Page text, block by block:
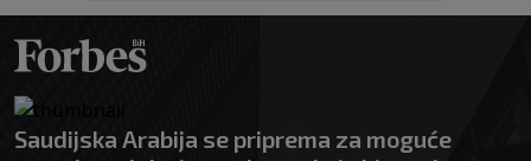
Saudijska Arabija se priprema za moguće